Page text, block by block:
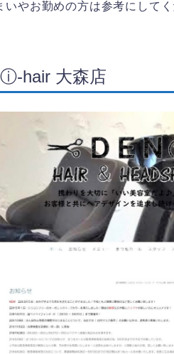
やお勤めの方は参考にしてく
hair 大森店